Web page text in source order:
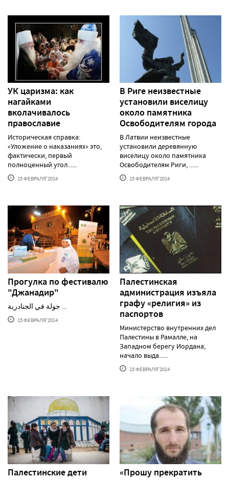
УК царизма: как
нагайками
вколачивалось
православие
Историческая справка:
«Уложение о наказаниях» это,
фактически, первый
полноценный угол......
15 ФЕВРАЛЯ'2014
В Риге неизвестные
установили виселицу
около памятника
Освободителям города
В Латвии неизвестные
установили деревянную
виселицу около памятника
Освободителям Риги, ......
15 ФЕВРАЛЯ'2014
Прогулка по фестивалю
"Джанадир"
جولة في الجنادرية ...
15 ФЕВРАЛЯ'2014
Палестинская
администрация изъяла
графу «религия» из
паспортов
Министерство внутренних дел
Палестины в Рамалле, на
Западном берегу Иордана,
начало выда......
15 ФЕВРАЛЯ'2014
Палестинские дети
«Прошу прекратить